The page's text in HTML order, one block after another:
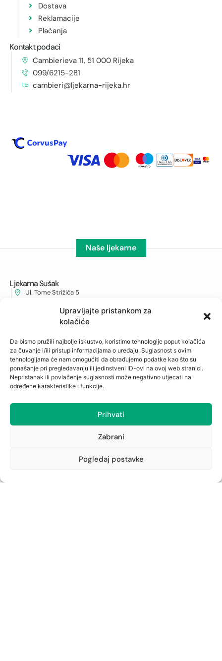
Upravljajte pristankom za
kolačiće
Da bismo pružili najbolje iskustvo, koristimo tehnologije poput kolačića
za čuvanje i/ili pristup informacijama o uređaju. Suglasnost s ovim
tehnologijama će nam omogućiti da obrađujemo podatke kao što su
ponašanje pri pregledavanju ili jedinstveni ID-ovi na ovoj web stranici.
Nepristanak ili povlačenje suglasnosti može negativno utjecati na
određene karakteristike i funkcije.
Prihvati
Zabrani
Pogledaj postavke
Dostava
Reklamacije
Plaćanja
Kontakt podaci
Cambierieva 11, 51 000 Rijeka
099/6215-281
cambieri@ljekarna-rijeka.hr
Naše ljekarne
Ljekarna Sušak
Ul. Tome Strižića 5
albahari@ljekarna-rijeka.hr
Cambierieva 11, Rijeka
051/215-281
cambieri@ljekarna-rijeka.hr
Ljekarna Jušići